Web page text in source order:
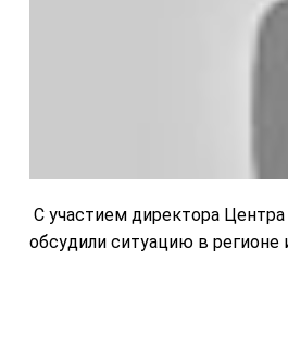
С участием директора
обсудили ситуацию в регионе